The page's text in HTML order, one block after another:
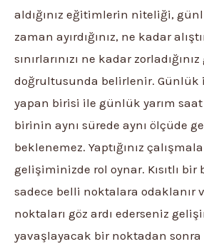
aldığınız eğitimlerin niteliği,
zaman ayırdığınız, ne kadar
sınırlarınızı ne kadar
doğrultusunda belirlenir. Günlük
yapan birisi ile günlük yarım saat
birinin aynı sürede aynı ölçüde
beklenemez. Yaptığınız
gelişiminizde rol oynar. Kısıtlı bir
sadece belli noktalara odaklanır
noktaları göz ardı ederseniz
yavaşlayacak bir noktadan sonra